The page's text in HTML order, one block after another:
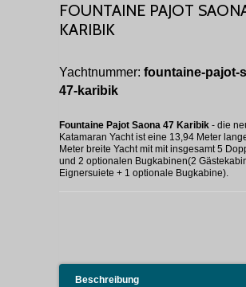
FOUNTAINE PAJOT
KARIBIK
Yachtnummer: fountaine-pajot-
47-karibik
Fountaine Pajot Saona 47 Karibik - die
Katamaran Yacht ist eine 13,94 Meter
Meter breite Yacht mit mit insgesamt 5
und 2 optionalen Bugkabinen(2
Eignersuiete + 1 optionale Bugkabine).
Beschreibung